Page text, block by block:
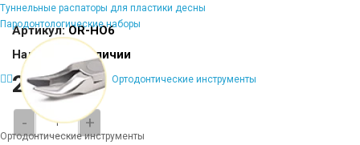
Туннельные распаторы для пластики десны
Пародонтологические наборы
Ортодонтические инструменты
Ортодонтические инструменты
Артикул:OR-HO6
Наличие:
В наличии
2450 ₽
- +